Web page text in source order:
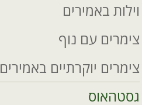
וילות באמירים
צימרים עם נוף
צימרים יוקרתיים באמירים
גסטהאוס